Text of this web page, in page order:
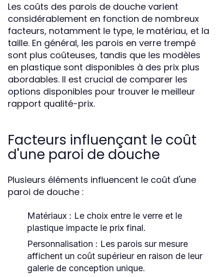
Les coûts des parois de douche varient
considérablement en fonction de nombreux
facteurs, notamment le type, le matériau, et la
taille. En général, les parois en verre trempé
sont plus coûteuses, tandis que les modèles
en plastique sont disponibles à des prix plus
abordables. Il est crucial de comparer les
options disponibles pour trouver le meilleur
rapport qualité-prix.
Facteurs influençant le coût
d'une paroi de douche
Plusieurs éléments influencent le coût d'une
paroi de douche :
Matériaux : Le choix entre le verre et le
plastique impacte le prix final.
Personnalisation : Les parois sur mesure
affichent un coût supérieur en raison de leur
galerie de conception unique.